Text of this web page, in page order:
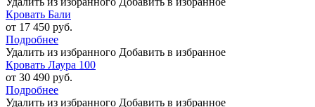
Кровать Бали
от 17 450 руб.
Подробнее
Удалить из избранного Добавить в избранное
Кровать Лаура 100
от 30 490 руб.
Подробнее
Удалить из избранного Добавить в избранное